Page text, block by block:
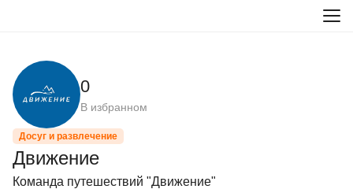
0
В избранном
Досуг и развлечение
Движение
Команда путешествий "Движение"